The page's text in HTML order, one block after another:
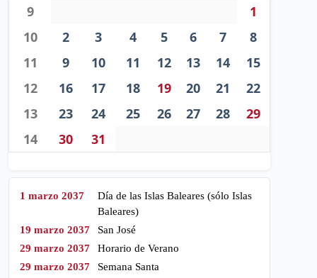
9
1
10
2 3 4 5 6 7
8
11
9 10 11 12 13 14
15
12
16 17 18 19 20 21
22
13
23 24 25 26 27 28
29
14
30 31
1 marzo 2037
Día de las Islas Baleares (sólo Islas
Baleares)
19 marzo 2037
San José
29 marzo 2037
Horario de Verano
29 marzo 2037
Semana Santa